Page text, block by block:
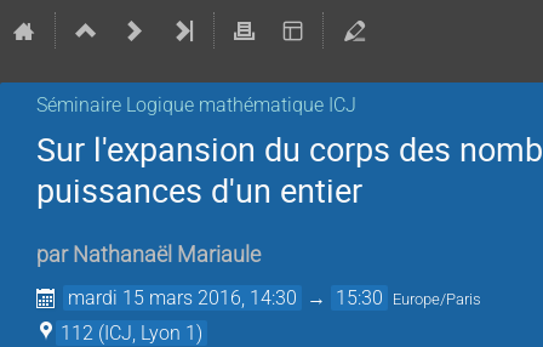
Séminaire Logique mathématique ICJ
Sur l'expansion du corps des
puissances d'un entier
par Nathanaël Mariaule
mardi 15 mars 2016, 14:30 → 15:30 Europe/Paris
112 (ICJ, Lyon 1)